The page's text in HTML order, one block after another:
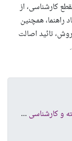
کارشناسی، از
همچنین
تائید اصالت
.
قاب
ل توجه دانشجویان مقطع کاردانی پیوسته و کارشناسی ناپیوسته